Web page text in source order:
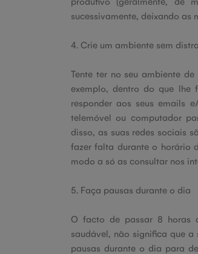
sucessivamente, deixando as
4. Crie um ambiente sem
Tente ter no seu ambiente
exemplo, dentro do que
responder aos seus emails
telemóvel ou computador
disso, as suas redes sociais
fazer falta durante o horário
modo a só as consultar nos
5. Faça pausas durante o dia
O facto de passar 8 horas
saudável, não significa que
pausas durante o dia para